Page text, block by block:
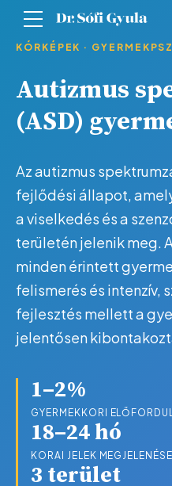
KÓRKÉPEK ·
Autizmus
(ASD)
Az autizmus
fejlődési állapot,
a viselkedés és a
területén jelenik meg.
minden érintett
felismerés és intenzív,
fejlesztés mellett a
jelentősen
1–2%
GYERMEKKORI
18–24 hó
KORAI JELEK MEGJELENÉSE
3 terület